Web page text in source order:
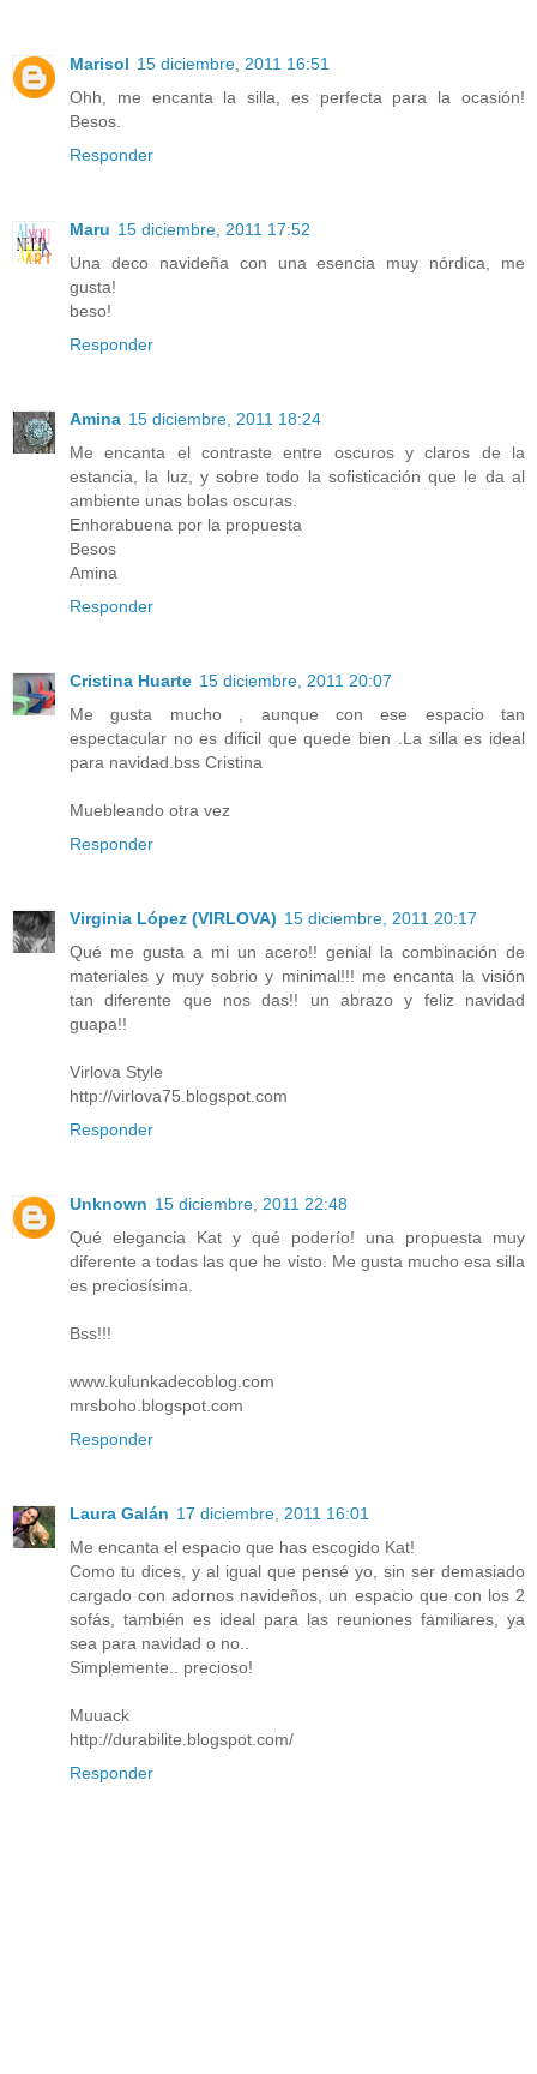
Marisol 15 diciembre, 2011 16:51
Ohh, me encanta la silla, es perfecta para la ocasión!
Besos.
Responder
Maru 15 diciembre, 2011 17:52
Una deco navideña con una esencia muy nórdica, me
gusta!
beso!
Responder
Amina 15 diciembre, 2011 18:24
Me encanta el contraste entre oscuros y claros de la
estancia, la luz, y sobre todo la sofisticación que le da al
ambiente unas bolas oscuras.
Enhorabuena por la propuesta
Besos
Amina
Responder
Cristina Huarte 15 diciembre, 2011 20:07
Me gusta mucho , aunque con ese espacio tan
espectacular no es dificil que quede bien .La silla es ideal
para navidad.bss Cristina
Muebleando otra vez
Responder
Virginia López (VIRLOVA) 15 diciembre, 2011 20:17
Qué me gusta a mi un acero!! genial la combinación de
materiales y muy sobrio y minimal!!! me encanta la visión
tan diferente que nos das!! un abrazo y feliz navidad
guapa!!
Virlova Style
http://virlova75.blogspot.com
Responder
Unknown 15 diciembre, 2011 22:48
Qué elegancia Kat y qué poderío! una propuesta muy
diferente a todas las que he visto. Me gusta mucho esa silla
es preciosísima.
Bss!!!
www.kulunkadecoblog.com
mrsboho.blogspot.com
Responder
Laura Galán 17 diciembre, 2011 16:01
Me encanta el espacio que has escogido Kat!
Como tu dices, y al igual que pensé yo, sin ser demasiado
cargado con adornos navideños, un espacio que con los 2
sofás, también es ideal para las reuniones familiares, ya
sea para navidad o no..
Simplemente.. precioso!
Muuack
http://durabilite.blogspot.com/
Responder